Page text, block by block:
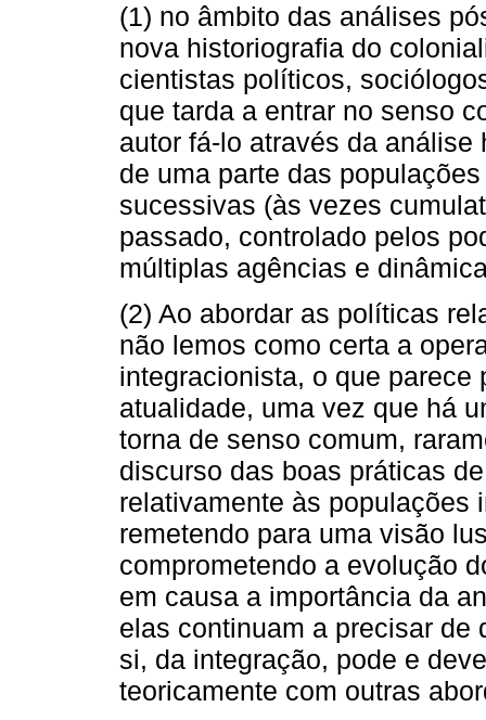
(1) no âmbito das análises
nova historiografia do
cientistas políticos,
que tarda a entrar no senso
autor fá-lo através da
de uma parte das
sucessivas (às vezes
passado, controlado pelos
múltiplas agências e
(2) Ao abordar as políticas
não lemos como certa a
integracionista, o que parece
atualidade, uma vez que há
torna de senso comum,
discurso das boas práticas
relativamente às populações
remetendo para uma visão
comprometendo a evolução
em causa a importância da
elas continuam a precisar de
si, da integração, pode e
teoricamente com outras